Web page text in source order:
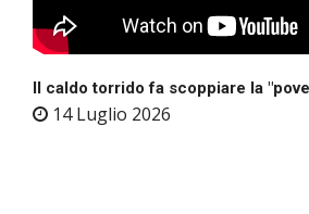
Il caldo torrido fa scoppiare la
14 Luglio 2026